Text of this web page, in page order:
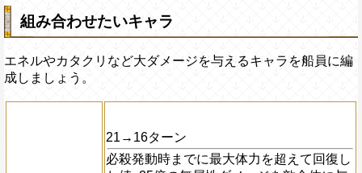
組み合わせたいキャラ
エネルやカタクリなど大ダメージを与えるキャラを船員に編
成しましょう。
21→16ターン
必殺発動時までに最大体力を超えて回復し